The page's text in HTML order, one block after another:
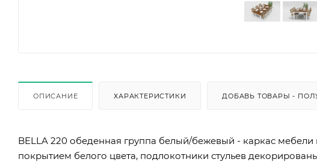
ОПИСАНИЕ ХАРАКТЕРИСТИКИ ДОБАВЬ ТОВАРЫ -
BELLA 220 обеденная группа белый/бежевый - каркас
покрытием белого цвета, подлокотники стульев